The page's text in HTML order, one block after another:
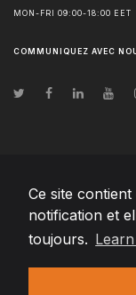
Ce site
notification et
toujours.
MON-FRI 09:00-18:00 EET
COMMUNIQUEZ AVEC
© Droits d'auteur2026
Changelog● En utilisant ce